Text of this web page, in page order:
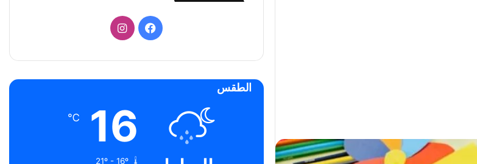
فيسبوكانستقرام
الطقس
16
℃